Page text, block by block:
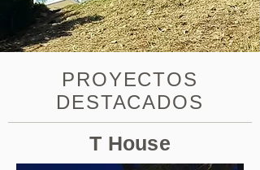
PROYECTOS
DESTACADOS
T House